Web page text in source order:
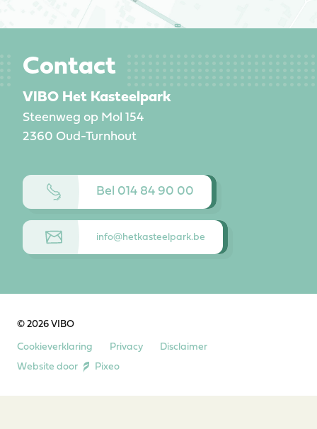
Contact
VIBO Het Kasteelpark
Steenweg op Mol 154
2360 Oud-Turnhout
Bel 014 84 90 00
info@hetkasteelpark.be
© 2026 VIBO
Cookieverklaring Privacy
Disclaimer
Website door
Pixeo